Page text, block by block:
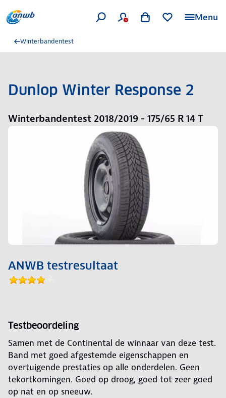
Menu
Winterbandentest
Dunlop Winter Response 2
Winterbandentest 2018/2019 - 175/65 R 14 T
ANWB testresultaat
Testbeoordeling
Samen met de Continental de winnaar van deze test.
Band met goed afgestemde eigenschappen en
overtuigende prestaties op alle onderdelen. Geen
tekortkomingen. Goed op droog, goed tot zeer goed
op nat en op sneeuw.